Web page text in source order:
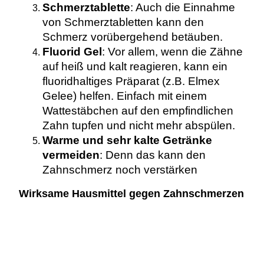
Schmerztablette: Auch die Einnahme
von Schmerztabletten kann den
Schmerz vorübergehend betäuben.
Fluorid Gel: Vor allem, wenn die Zähne
auf heiß und kalt reagieren, kann ein
fluoridhaltiges Präparat (z.B. Elmex
Gelee) helfen. Einfach mit einem
Wattestäbchen auf den empfindlichen
Zahn tupfen und nicht mehr abspülen.
Warme und sehr kalte Getränke
vermeiden: Denn das kann den
Zahnschmerz noch verstärken
Wirksame Hausmittel gegen Zahnschmerzen